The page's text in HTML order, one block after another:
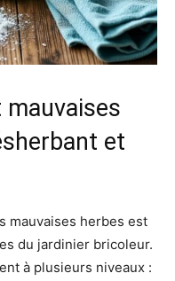
mauvaises
et
mauvaises herbes est
du jardinier bricoleur.
à plusieurs niveaux :